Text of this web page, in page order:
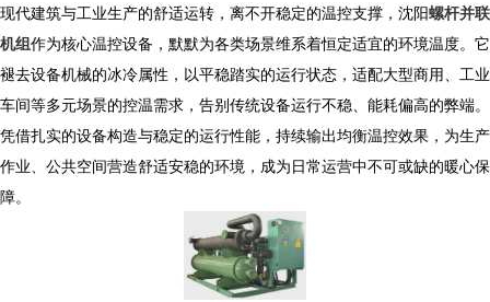
现代建筑与工业生产的舒适运转，离不开稳定的温控支撑，沈阳螺杆并联
机组作为核心温控设备，默默为各类场景维系着恒定适宜的环境温度。它
褪去设备机械的冰冷属性，以平稳踏实的运行状态，适配大型商用、工业
车间等多元场景的控温需求，告别传统设备运行不稳、能耗偏高的弊端。
凭借扎实的设备构造与稳定的运行性能，持续输出均衡温控效果，为生产
作业、公共空间营造舒适安稳的环境，成为日常运营中不可或缺的暖心保
障。